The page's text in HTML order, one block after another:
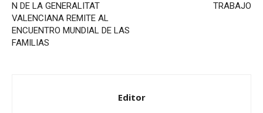
N DE LA GENERALITAT
VALENCIANA REMITE AL
ENCUENTRO MUNDIAL DE LAS
FAMILIAS
TRABAJO
Editor